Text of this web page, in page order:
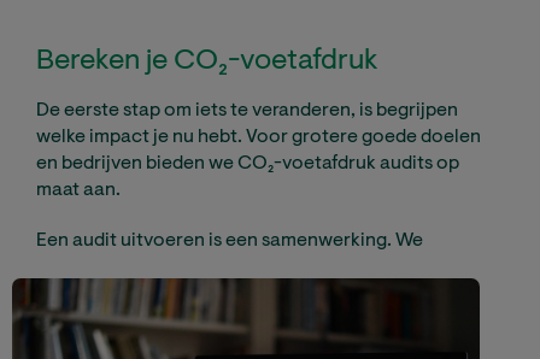
Bereken je CO₂-voetafdruk
De eerste stap om iets te veranderen, is begrijpen
welke impact je nu hebt. Voor grotere goede doelen
en bedrijven bieden we CO₂-voetafdruk audits op
maat aan.
Een audit uitvoeren is een samenwerking. We